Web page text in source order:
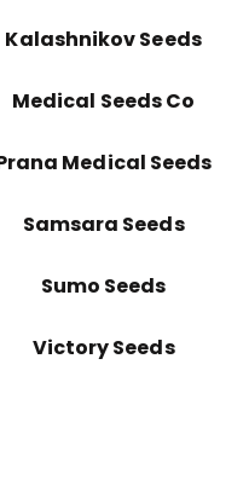
Kalashnikov Seeds
Medical Seeds Co
Medical Seeds
Samsara Seeds
Sumo Seeds
Victory Seeds